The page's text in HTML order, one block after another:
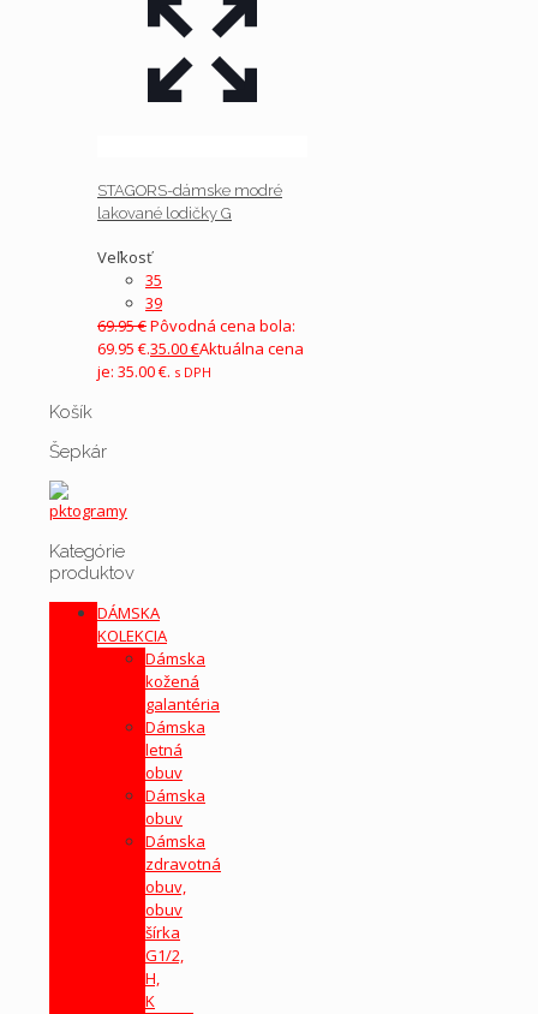
STAGORS-dámske modré
lakované lodičky G
Veľkosť
35
39
69.95€Pôvodná cena bola:
69.95 €.35.00€Aktuálna cena
je: 35.00 €. s DPH
Košík
Šepkár
Kategórie
produktov
DÁMSKA
KOLEKCIA
Dámska
kožená
galantéria
Dámska
letná
obuv
Dámska
obuv
Dámska
zdravotná
obuv,
obuv
šírka
G1/2,
H,
K